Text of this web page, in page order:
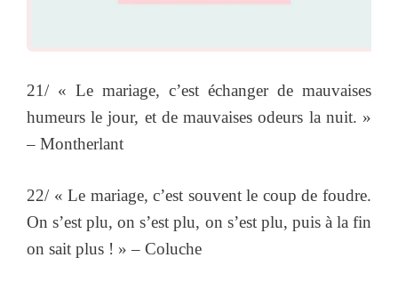
21/ « Le mariage, c’est échanger de mauvaises
humeurs le jour, et de mauvaises odeurs la nuit. »
– Montherlant
22/ « Le mariage, c’est souvent le coup de foudre.
On s’est plu, on s’est plu, on s’est plu, puis à la fin
on sait plus ! » – Coluche